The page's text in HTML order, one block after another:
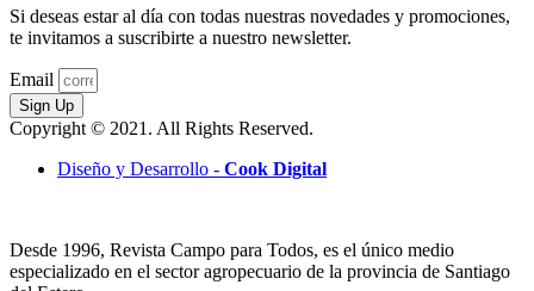
Si deseas estar al día con todas nuestras novedades y promociones,
te invitamos a suscribirte a nuestro newsletter.
Email
Sign Up
Copyright © 2021. All Rights Reserved.
Diseño y Desarrollo - Cook Digital
Desde 1996, Revista Campo para Todos, es el único medio
especializado en el sector agropecuario de la provincia de Santiago